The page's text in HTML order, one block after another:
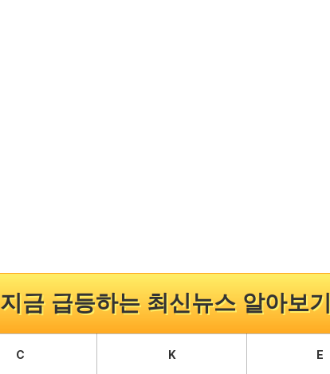
지금 급등하는 최신뉴스 알아보기
C K E